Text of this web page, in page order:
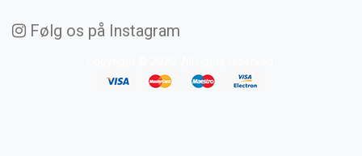
Følg os på Instagram